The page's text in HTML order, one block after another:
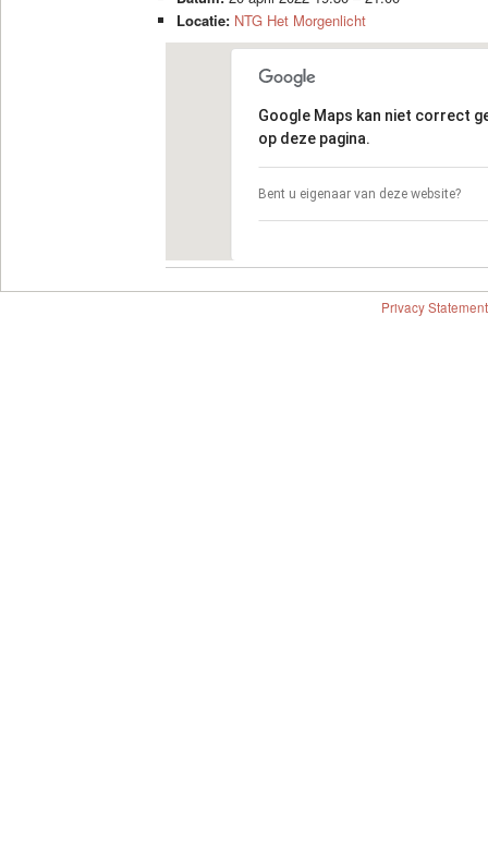
Locatie: NTG Het Morgenlicht
Google Maps kan niet correct
op deze pagina.
Bent u eigenaar van deze website?
Privacy Statement